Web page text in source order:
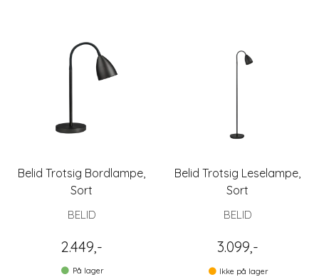
Belid Trotsig Bordlampe,
Sort
BELID
2.449,-
På lager
Belid Trotsig Leselampe,
Sort
BELID
3.099,-
Ikke på lager